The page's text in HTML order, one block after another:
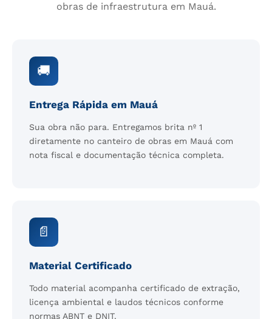
obras de infraestrutura em Mauá.
🚚
Entrega Rápida em Mauá
Sua obra não para. Entregamos brita nº 1
diretamente no canteiro de obras em Mauá com
nota fiscal e documentação técnica completa.
📄
Material Certificado
Todo material acompanha certificado de extração,
licença ambiental e laudos técnicos conforme
normas ABNT e DNIT.